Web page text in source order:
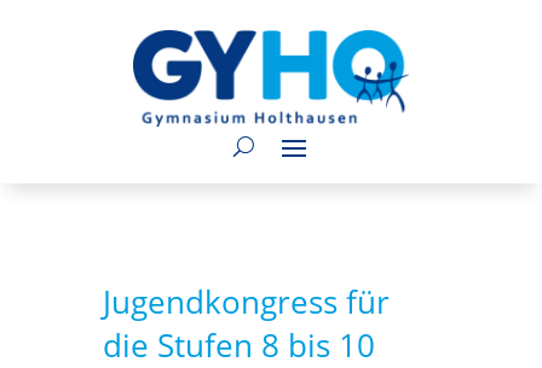
Jugendkongress für
die Stufen 8 bis 10